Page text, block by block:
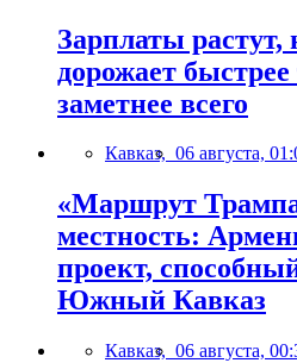
Зарплаты растут,
дорожает быстрее
заметнее всего
Кавказ, 06 августа,
«Маршрут
местность:
проект,
Южный Кавказ
Кавказ, 06 августа,